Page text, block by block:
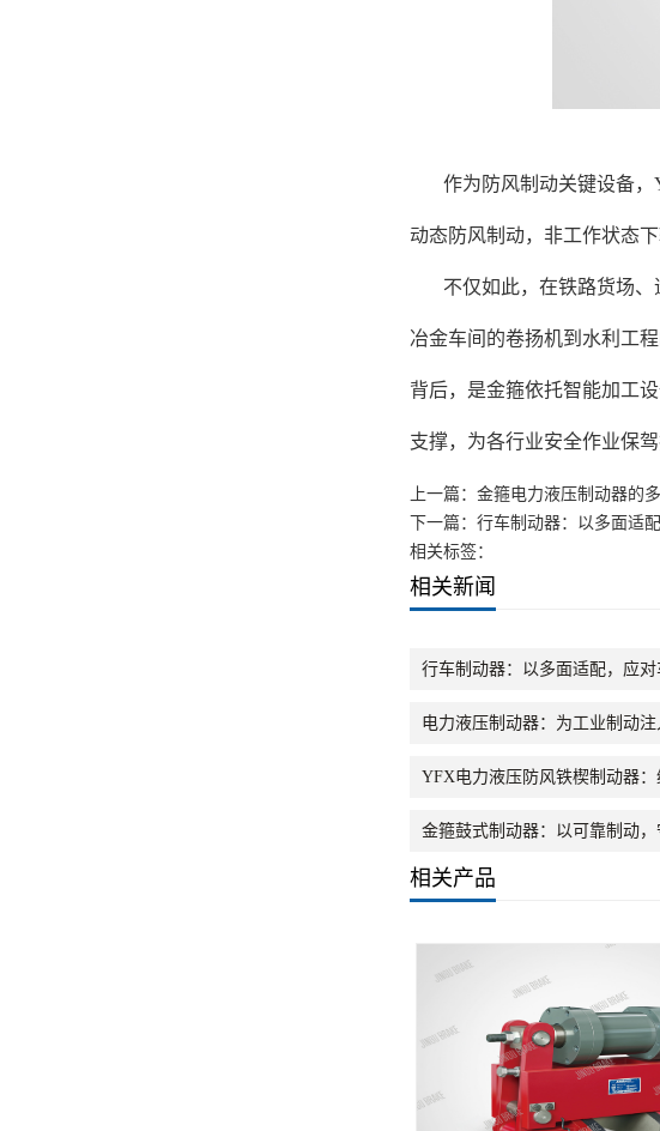
作为防风制动关键设备
动态防风制动，非工作状态
不仅如此，在铁路货场
冶金车间的卷扬机到水利工
背后，是金箍依托智能加工
支撑，为各行业安全作业保驾
上一篇： 金箍电力液压制动器的
下一篇： 行车制动器：以多面适
相关标签：
相关新闻
行车制动器：以多面适配，应
电力液压制动器：为工业制动
YFX电力液压防风铁楔制动器
金箍鼓式制动器：以可靠制动
相关产品